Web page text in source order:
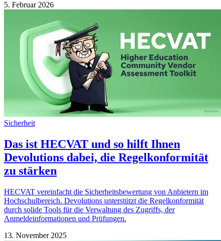
5. Februar 2026
Sicherheit
Das ist HECVAT und so hilft Ihnen
Devolutions dabei, die Regelkonformität
zu stärken
HECVAT vereinfacht die Sicherheitsbewertung von Anbietern im
Hochschulbereich. Devolutions unterstützt die Regelkonformität
durch solide Tools für die Verwaltung des Zugriffs, der
Anmeldeinformationen und Prüfungen.
13. November 2025